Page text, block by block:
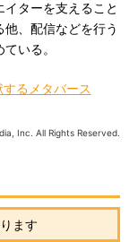
ターを支えること
、配信などを行う
いる。
るメタバース
Inc. All Rights Reserved.
ます